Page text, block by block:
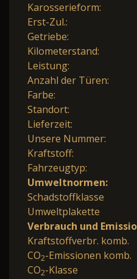
Karosserieform:
Erst-Zul.:
Getriebe:
Kilometerstand:
Leistung:
Anzahl der Türen:
Farbe:
Standort:
Lieferzeit:
Unsere Nummer:
Kraftstoff:
Fahrzeugtyp:
Umweltnormen:
Schadstoffklasse
Umweltplakette
Verbrauch und
Kraftstoffverbr. komb.
CO2-Emissionen komb.
CO2-Klasse